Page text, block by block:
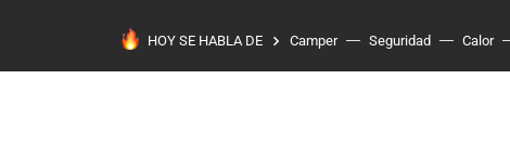
HOY SE HABLA DE Camper Seguridad Calor